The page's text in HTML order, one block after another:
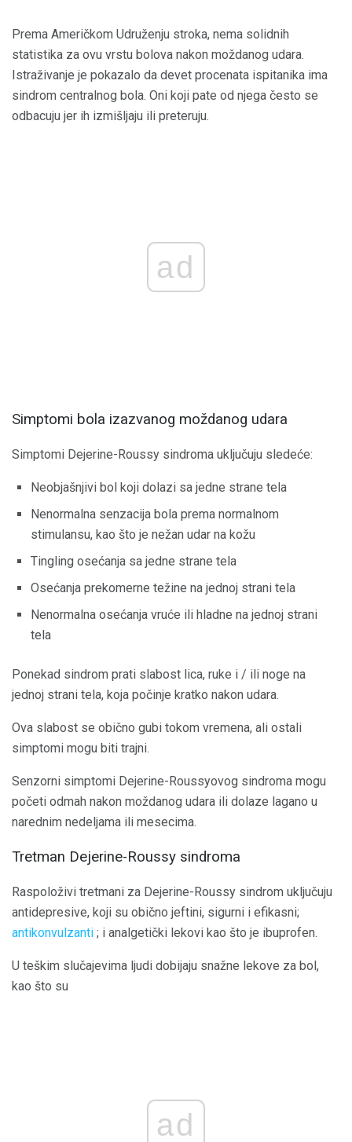
Prema Američkom Udruženju stroka, nema solidnih
statistika za ovu vrstu bolova nakon moždanog udara.
Istraživanje je pokazalo da devet procenata ispitanika ima
sindrom centralnog bola. Oni koji pate od njega često se
odbacuju jer ih izmišljaju ili preteruju.
ad
Simptomi bola izazvanog moždanog udara
Simptomi Dejerine-Roussy sindroma uključuju sledeće:
Neobjašnjivi bol koji dolazi sa jedne strane tela
Nenormalna senzacija bola prema normalnom
stimulansu, kao što je nežan udar na kožu
Tingling osećanja sa jedne strane tela
Osećanja prekomerne težine na jednoj strani tela
Nenormalna osećanja vruće ili hladne na jednoj strani
tela
Ponekad sindrom prati slabost lica, ruke i / ili noge na
jednoj strani tela, koja počinje kratko nakon udara.
Ova slabost se obično gubi tokom vremena, ali ostali
simptomi mogu biti trajni.
Senzorni simptomi Dejerine-Roussyovog sindroma mogu
početi odmah nakon moždanog udara ili dolaze lagano u
narednim nedeljama ili mesecima.
Tretman Dejerine-Roussy sindroma
Raspoloživi tretmani za Dejerine-Roussy sindrom uključuju
antidepresive, koji su obično jeftini, sigurni i efikasni;
antikonvulzanti ; i analgetički lekovi kao što je ibuprofen.
U teškim slučajevima ljudi dobijaju snažne lekove za bol,
kao što su
ad